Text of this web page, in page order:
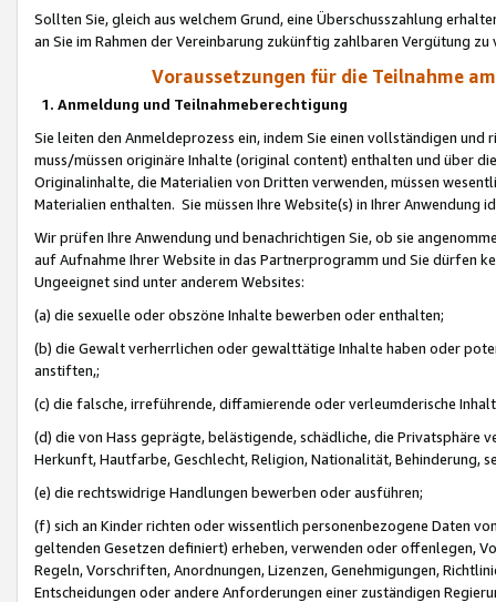
Sollten Sie, gleich aus welchem Grund, eine Überschusszahlung
an Sie im Rahmen der Vereinbarung zukünftig zahlbaren Vergütung zu
Voraussetzungen für die Teilnahme
1. Anmeldung und Teilnahmeberechtigung
Sie leiten den Anmeldeprozess ein, indem Sie einen vollständigen
muss/müssen originäre Inhalte (original content) enthalten und über
Originalinhalte, die Materialien von Dritten verwenden, müssen
Materialien enthalten. Sie müssen Ihre Website(s) in Ihrer Anwendung
Wir prüfen Ihre Anwendung und benachrichtigen Sie, ob sie
auf Aufnahme Ihrer Website in das Partnerprogramm und Sie dürfen
Ungeeignet sind unter anderem Websites:
(a) die sexuelle oder obszöne Inhalte bewerben oder enthalten;
(b) die Gewalt verherrlichen oder gewalttätige Inhalte haben oder
anstiften,;
(c) die falsche, irreführende, diffamierende oder verleumderische
(d) die von Hass geprägte, belästigende, schädliche, die Privatsphäre
Herkunft, Hautfarbe, Geschlecht, Religion, Nationalität, Behinderung,
(e) die rechtswidrige Handlungen bewerben oder ausführen;
(f) sich an Kinder richten oder wissentlich personenbezogene Daten
geltenden Gesetzen definiert) erheben, verwenden oder offenlegen,
Regeln, Vorschriften, Anordnungen, Lizenzen, Genehmigungen,
Entscheidungen oder andere Anforderungen einer zuständigen